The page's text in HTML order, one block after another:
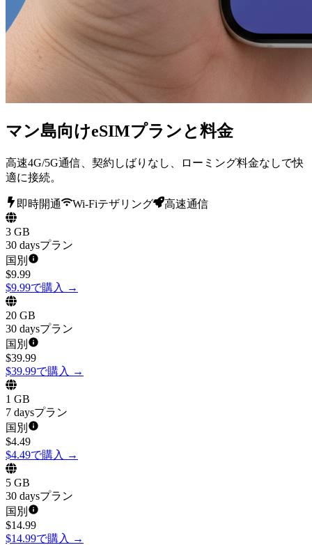
マン島向けeSIMプランと料金
高速4G/5G通信、契約しばりなし、ローミング料金なしで快
適に接続。
即時開通 Wi-Fiテザリング 高速通信
3 GB
30 daysプラン
国別
$9.99
$9.99で購入 →
20 GB
30 daysプラン
国別
$39.99
$39.99で購入 →
1 GB
7 daysプラン
国別
$4.49
$4.49で購入 →
5 GB
30 daysプラン
国別
$14.99
$14.99で購入 →